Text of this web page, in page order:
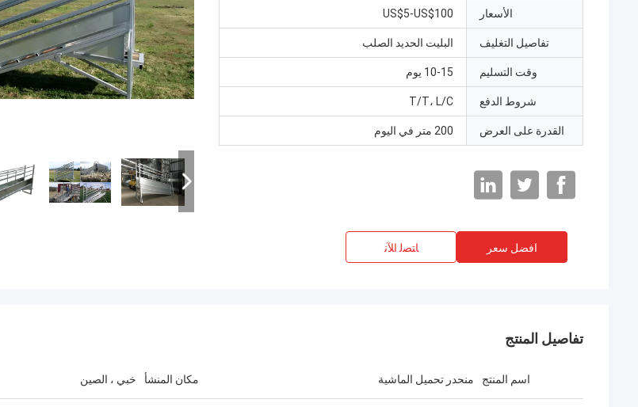
الأسعار US$5-US$100
تفاصيل التغليف البليت الحديد الصلب
وقت التسليم 10-15 يوم
شروط الدفع T/T، L/C
القدرة على العرض 200 متر في اليوم
افضل سعر ﺎﺘﺼﻟ ﺍﻶﻧ
تفاصيل المنتج
اسم المنتج منحدر تحميل الماشية مكان المنشأ خبي ، الصين